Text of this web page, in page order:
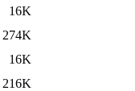
16K
274K
16K
216K